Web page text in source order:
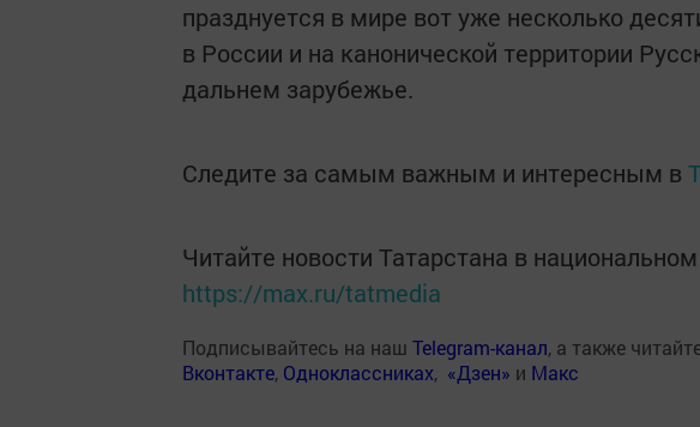
празднуется в мире вот уже несколько
в России и на канонической территории
дальнем зарубежье.
Следите за самым важным и интересным в
Читайте новости Татарстана в
https://max.ru/tatmedia
Подписывайтесь на наш Telegram-канал, а также
Вконтакте, Одноклассниках, «Дзен» и Макс